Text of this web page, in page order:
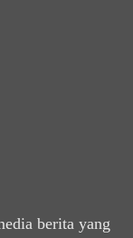
berita yang